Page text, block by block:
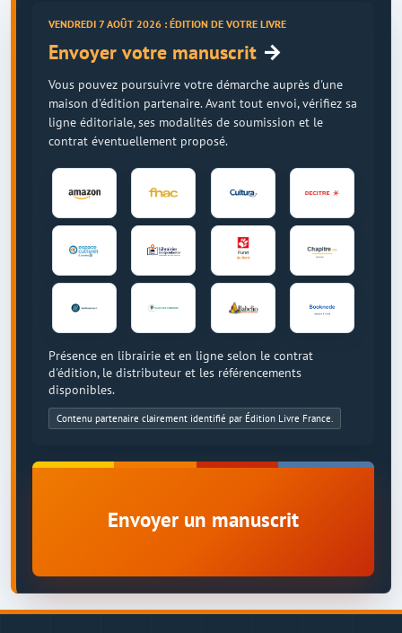
VENDREDI 7 AOÛT 2026 : ÉDITION DE VOTRE LIVRE
Envoyer votre manuscrit →
Vous pouvez poursuivre votre démarche auprès d'une
maison d'édition partenaire. Avant tout envoi, vérifiez sa
ligne éditoriale, ses modalités de soumission et le
contrat éventuellement proposé.
Présence en librairie et en ligne selon le contrat
d'édition, le distributeur et les référencements
disponibles.
Contenu partenaire clairement identifié par Édition Livre France.
Envoyer un manuscrit